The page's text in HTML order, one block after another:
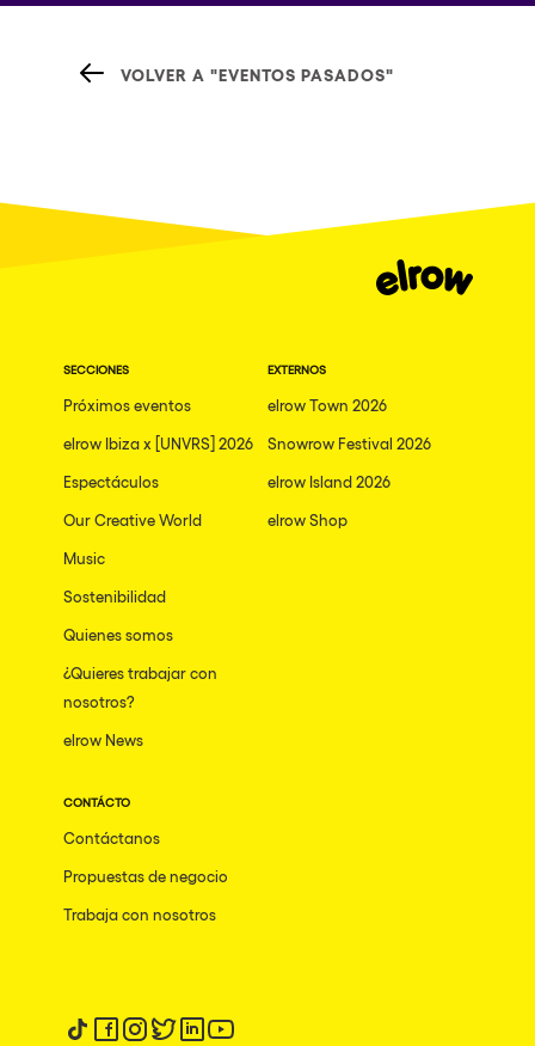
VOLVER A "EVENTOS PASADOS"
SECCIONES
Próximos eventos
elrow Ibiza x [UNVRS] 2026
Espectáculos
Our Creative World
Music
Sostenibilidad
Quienes somos
¿Quieres trabajar con
nosotros?
elrow News
EXTERNOS
elrow Town 2026
Snowrow Festival 2026
elrow Island 2026
elrow Shop
CONTÁCTO
Contáctanos
Propuestas de negocio
Trabaja con nosotros
Síguenos en tiktok
Síguenos en facebook
Síguenos en instagram
Síguenos en twitter
Síguenos en linkedin
Síguenos en youtube